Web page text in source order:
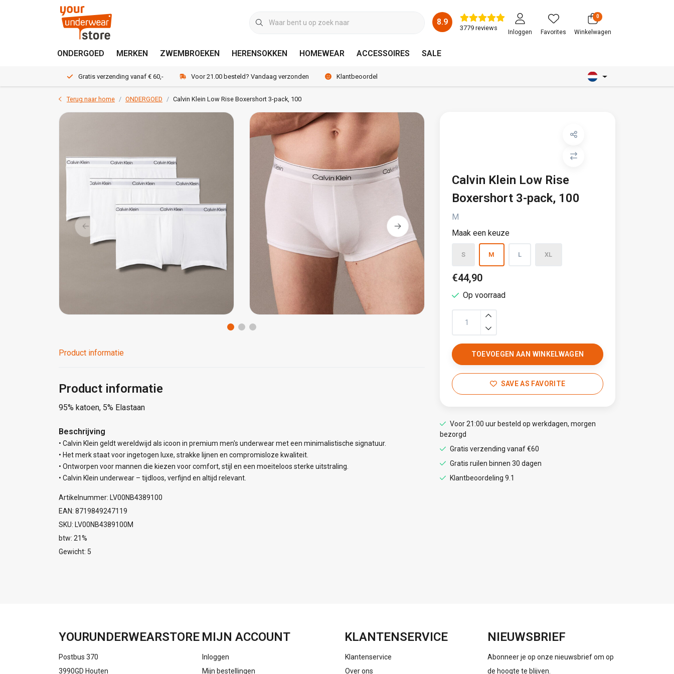
8.9
3779 reviews
Inloggen Favorites
0
Winkelwagen
ONDERGOED MERKEN ZWEMBROEKEN HERENSOKKEN HOMEWEAR ACCESSOIRES SALE
Gratis verzending vanaf € 60,- Voor 21.00 besteld? Vandaag verzonden Klantbeoordeling 8.9 / 10
Terug naar home ONDERGOED Calvin Klein Low Rise Boxershort 3-pack, 100
Calvin Klein Low Rise
Boxershort 3-pack, 100
M
Maak een keuze
S M L XL
€44,90
Op voorraad
TOEVOEGEN AAN WINKELWAGEN
SAVE AS FAVORITE
Voor 21:00 uur besteld op werkdagen, morgen
bezorgd
Gratis verzending vanaf €60
Gratis ruilen binnen 30 dagen
Klantbeoordeling 9.1
Product informatie
Product informatie
95% katoen, 5% Elastaan
Beschrijving
• Calvin Klein geldt wereldwijd als icoon in premium men's underwear met een minimalistische signatuur.
• Het merk staat voor ingetogen luxe, strakke lijnen en compromisloze kwaliteit.
• Ontworpen voor mannen die kiezen voor comfort, stijl en een moeiteloos sterke uitstraling.
• Calvin Klein underwear – tijdloos, verfijnd en altijd relevant.
Artikelnummer: LV00NB4389100
EAN: 8719849247119
SKU: LV00NB4389100M
btw: 21%
Gewicht: 5
YOURUNDERWEARSTORE
Postbus 370
3990GD Houten
MIJN ACCOUNT
Inloggen
Mijn bestellingen
KLANTENSERVICE
Klantenservice
Over ons
NIEUWSBRIEF
Abonneer je op onze nieuwsbrief om op
de hoogte te blijven.